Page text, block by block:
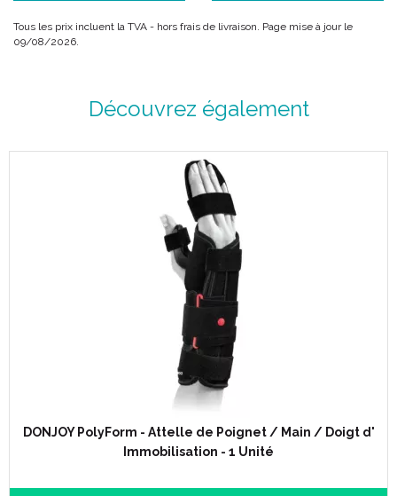
Tous les prix incluent la TVA - hors frais de livraison. Page mise à jour le
09/08/2026.
Découvrez également
DONJOY PolyForm - Attelle de Poignet / Main / Doigt d'
Immobilisation - 1 Unité